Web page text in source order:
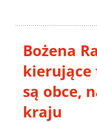
Bożena
kierujące
są obce,
kraju